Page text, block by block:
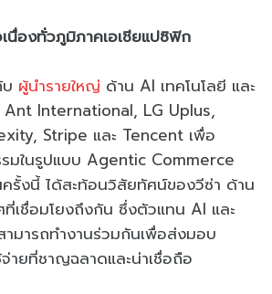
นื่องทั่วภูมิภาคเอเชียแปซิฟิก
ผู้นำรายใหญ่ ด้าน AI เทคโนโลยี และ
Ant International, LG Uplus,
Stripe และ Tencent เพื่อ
มในรูปแบบ Agentic Commerce
รั้งนี้ ได้สะท้อนวิสัยทัศน์ของวีซ่า ด้าน
ที่เชื่อมโยงถึงกัน ซึ่งตัวแทน AI และ
ามารถทำงานร่วมกันเพื่อส่งมอบ
ายที่ชาญฉลาดและน่าเชื่อถือ